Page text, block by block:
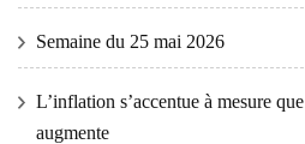
Semaine du 25 mai 2026
L’inflation s’accentue à mesure
augmente